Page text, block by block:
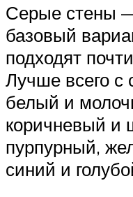
Серые стены
базовый
подходят
Лучше всего с
белый и
коричневый и
пурпурный,
синий и